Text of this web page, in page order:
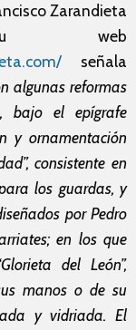
Zarandieta
web
señala
algunas reformas
bajo el epígrafe
y ornamentación
consistente en
los guardas, y
por Pedro
en los que
del León”,
manos o de su
y vidriada. El